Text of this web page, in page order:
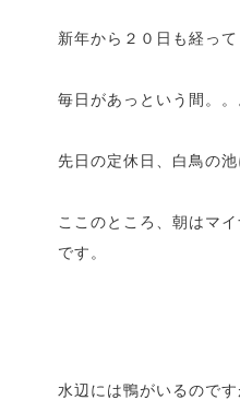
新年から２０日も経って
毎日があっという間。。
先日の定休日、白鳥の池
ここのところ、朝はマ
です。
水辺には鴨がいるので